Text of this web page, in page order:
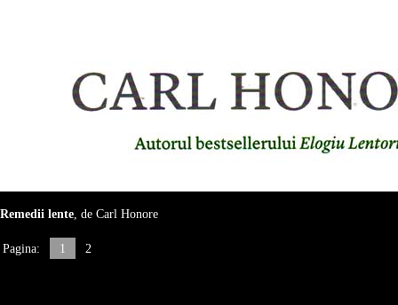
Remedii lente, de Carl Honore
Pagina: 1 2